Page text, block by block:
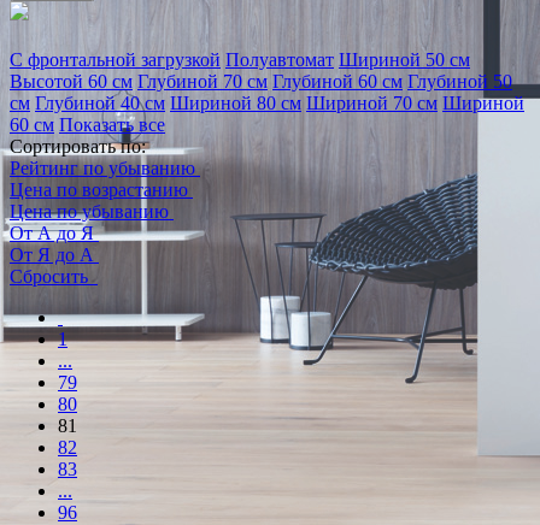
С фронтальной загрузкой Полуавтомат Шириной 50 см
Высотой 60 см Глубиной 70 см Глубиной 60 см Глубиной 50
см Глубиной 40 см Шириной 80 см Шириной 70 см Шириной
60 см Показать все
Сортировать по:
Рейтинг по убыванию
Цена по возрастанию
Цена по убыванию
От А до Я
От Я до А
Сбросить
1
...
79
80
81
82
83
...
96